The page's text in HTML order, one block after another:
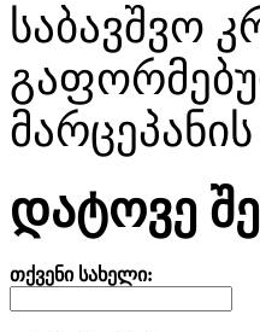
საბავშვო
დატოვე
თქვენი სახელი: